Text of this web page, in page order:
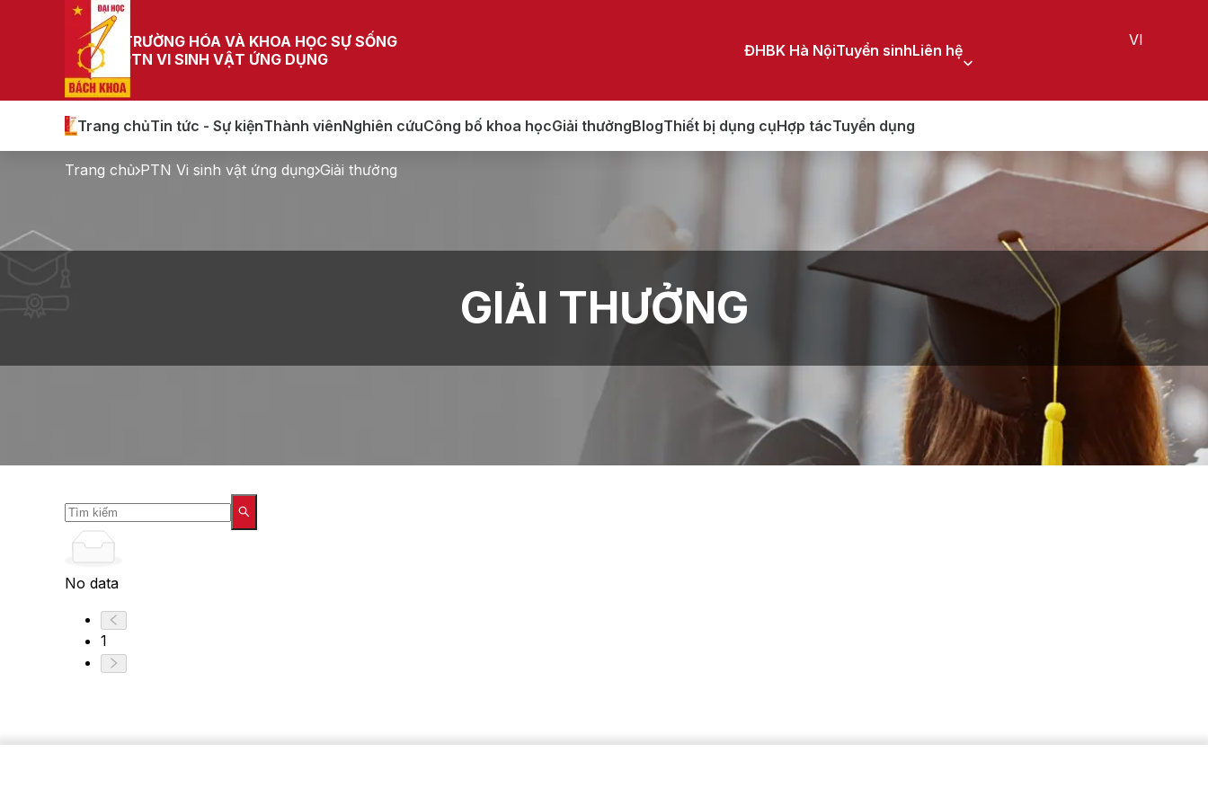
TRƯỜNG HÓA VÀ KHOA HỌC SỰ SỐNG
PTN VI SINH VẬT ỨNG DỤNG
ĐHBK Hà NộiTuyển sinhLiên hệ
VI
Trang chủTin tức - Sự kiệnThành viênNghiên cứuCông bố khoa họcGiải thưởngBlogThiết bị dụng cụHợp tácTuyển dụng
GIẢI THƯỞNG
Trang chủ PTN Vi sinh vật ứng dụng Giải thưởng
No data
1